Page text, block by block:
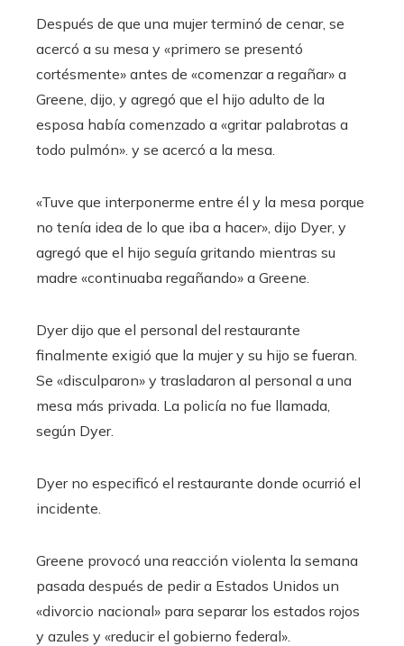
Después de que una mujer terminó de cenar, se
acercó a su mesa y «primero se presentó
cortésmente» antes de «comenzar a regañar» a
Greene, dijo, y agregó que el hijo adulto de la
esposa había comenzado a «gritar palabrotas a
todo pulmón». y se acercó a la mesa.
«Tuve que interponerme entre él y la mesa porque
no tenía idea de lo que iba a hacer», dijo Dyer, y
agregó que el hijo seguía gritando mientras su
madre «continuaba regañando» a Greene.
Dyer dijo que el personal del restaurante
finalmente exigió que la mujer y su hijo se fueran.
Se «disculparon» y trasladaron al personal a una
mesa más privada. La policía no fue llamada,
según Dyer.
Dyer no especificó el restaurante donde ocurrió el
incidente.
Greene provocó una reacción violenta la semana
pasada después de pedir a Estados Unidos un
«divorcio nacional» para separar los estados rojos
y azules y «reducir el gobierno federal».